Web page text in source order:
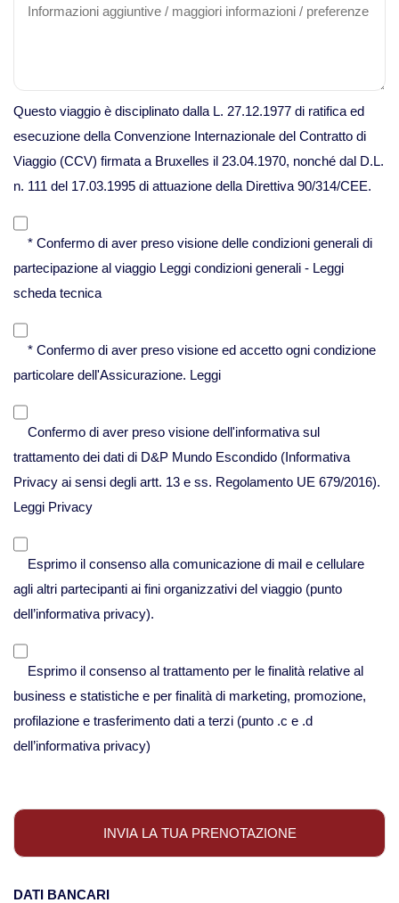
Viaggi in Armenia e Georgia
Viaggi in Costa Rica
Viaggi in Cuba
Viaggi in Guatemala
Viaggi in Nicaragua
Europa
Viaggi in Isole Azzorre Portogallo
Viaggi in Islanda
Viaggi in Norvegia Lapponia e nord
Europa
Medio Oriente
Viaggi in Oman
Questo viaggio è disciplinato dalla L. 27.12.1977 di ratifica ed
esecuzione della Convenzione Internazionale del Contratto di
Viaggio (CCV) firmata a Bruxelles il 23.04.1970, nonché dal D.L.
n. 111 del 17.03.1995 di attuazione della Direttiva 90/314/CEE.
* Confermo di aver preso visione delle condizioni generali di
partecipazione al viaggio Leggi condizioni generali - Leggi
scheda tecnica
* Confermo di aver preso visione ed accetto ogni condizione
particolare dell'Assicurazione. Leggi
Confermo di aver preso visione dell'informativa sul
trattamento dei dati di D&P Mundo Escondido (Informativa
Privacy ai sensi degli artt. 13 e ss. Regolamento UE 679/2016).
Leggi Privacy
Esprimo il consenso alla comunicazione di mail e cellulare
agli altri partecipanti ai fini organizzativi del viaggio (punto
dell’informativa privacy).
Esprimo il consenso al trattamento per le finalità relative al
business e statistiche e per finalità di marketing, promozione,
profilazione e trasferimento dati a terzi (punto .c e .d
dell’informativa privacy)
DATI BANCARI